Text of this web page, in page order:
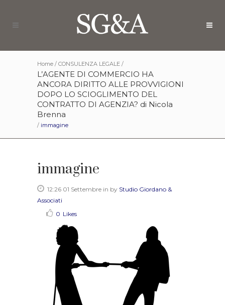
Home / CONSULENZA LEGALE /
L’AGENTE DI COMMERCIO HA
ANCORA DIRITTO ALLE PROVVIGIONI
DOPO LO SCIOGLIMENTO DEL
CONTRATTO DI AGENZIA? di Nicola
Brenna
/ immagine
immagine
12:26 01 Settembre in by Studio Giordano &
Associati
0 Likes